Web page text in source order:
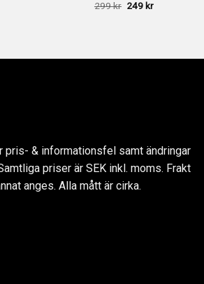
299kr Det
249 krDet
pris- & informationsfel samt ändringar
priser är SEK inkl. moms. Frakt
anges. Alla mått är cirka.